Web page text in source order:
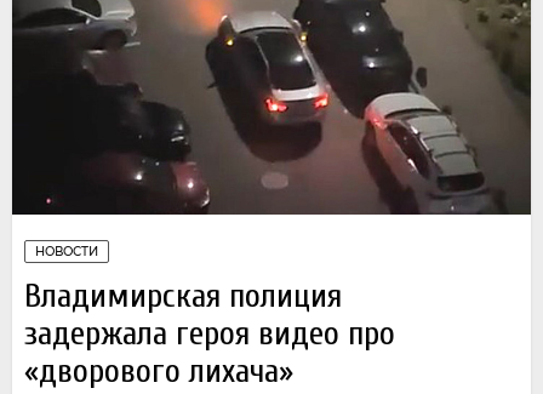
НОВОСТИ
Владимирская полиция
задержала героя видео про
«дворового лихача»